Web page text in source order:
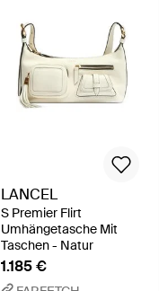
LANCEL
S Premier Flirt
Umhängetasche Mit
Taschen - Natur
1.185 €